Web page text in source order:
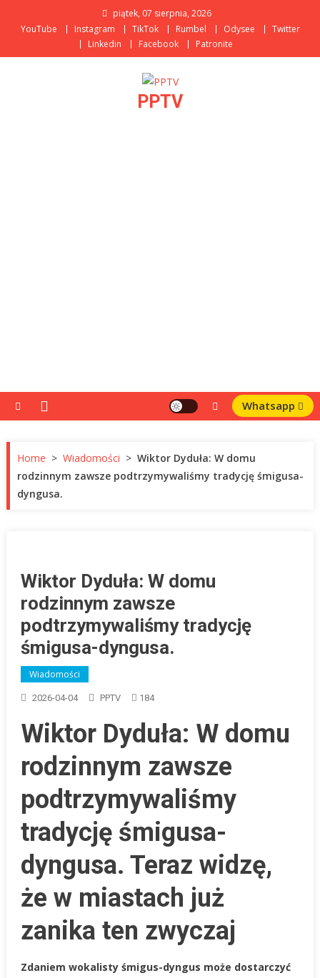
piątek, 07 sierpnia, 2026
YouTube
Instagram TikTok Rumbel Odysee
Twitter
Linkedin
Facebook Patronite
PPTV
Whatsapp
Home > Wiadomości > Wiktor Dyduła: W domu
rodzinnym zawsze podtrzymywaliśmy tradycję śmigusa-
dyngusa.
Wiktor Dyduła: W domu
rodzinnym zawsze
podtrzymywaliśmy tradycję
śmigusa-dyngusa.
Wiadomości
2026-04-04 PPTV 184
Wiktor Dyduła: W domu
rodzinnym zawsze
podtrzymywaliśmy
tradycję śmigusa-
dyngusa. Teraz widzę,
że w miastach już
zanika ten zwyczaj
Zdaniem wokalisty śmigus-dyngus może dostarczyć